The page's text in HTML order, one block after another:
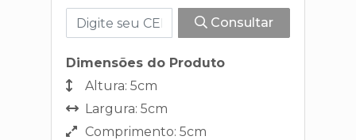
Consultar
Dimensões do Produto
Altura: 5cm
Largura: 5cm
Comprimento: 5cm